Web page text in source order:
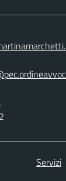
Servizi